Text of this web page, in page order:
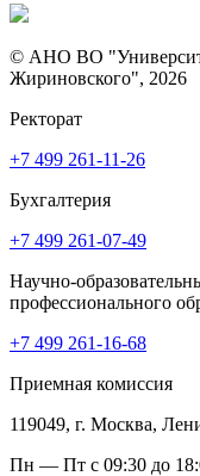
© АНО ВО
Жириновского", 2026
Ректорат
+7 499 261-11-26
Бухгалтерия
+7 499 261-07-49
Научно-
профессионального
+7 499 261-16-68
Приемная комиссия
119049, г. Москва,
Пн — Пт с 09:30 до